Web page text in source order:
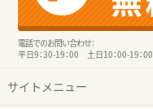
電話でのお問い合わせ：
平日9：30-19：00 土日10：00-19：00
サイトメニュー